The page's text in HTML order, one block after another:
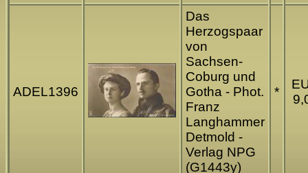
ADEL1396
Das
Herzogspaar
von
Sachsen-
Coburg und
Gotha - Phot.
Franz
Langhammer
Detmold -
Verlag NPG
(G1443y)
*